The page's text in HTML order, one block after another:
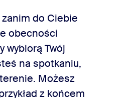
do Ciebie
obecności
wybiorą Twój
na spotkaniu,
Możesz
z końcem